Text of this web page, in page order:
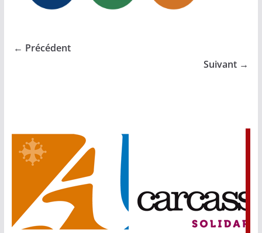
← Précédent
Suivant →